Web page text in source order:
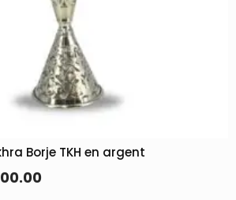
Pack Luxueux
MAD550.00